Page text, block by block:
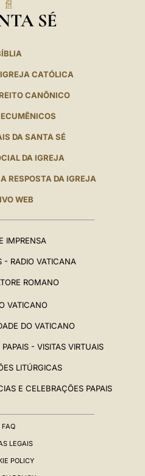
SÉ
CATÓLICA
CANÔNICO
DA SANTA SÉ
DA IGREJA
RESPOSTA DA IGREJA
WEB
IMPRENSA
- RADIO VATICANA
ROMANO
VATICANO
DO VATICANO
- VISITAS VIRTUAIS
LITÚRGICAS
E CELEBRAÇÕES PAPAIS
FAQ
LEGAIS
POLICY